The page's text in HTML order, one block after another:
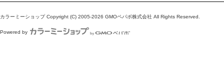
カラーミーショップCopyright (C) 2005-2026 GMOペパボ株式会社 All Rights Reserved.
Powered by